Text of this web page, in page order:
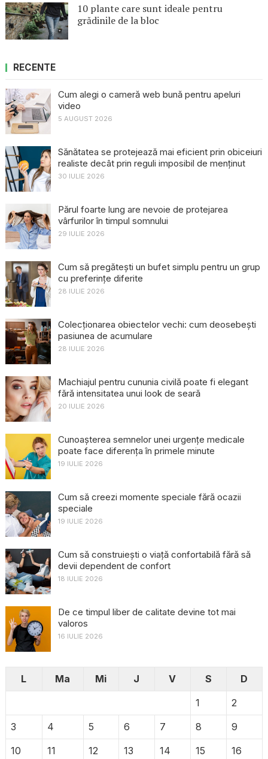
10 plante care sunt ideale pentru
grădinile de la bloc
RECENTE
Cum alegi o cameră web bună pentru apeluri
video
5 AUGUST 2026
Sănătatea se protejează mai eficient prin obiceiuri
realiste decât prin reguli imposibil de menținut
30 IULIE 2026
Părul foarte lung are nevoie de protejarea
vârfurilor în timpul somnului
29 IULIE 2026
Cum să pregătești un bufet simplu pentru un grup
cu preferințe diferite
28 IULIE 2026
Colecționarea obiectelor vechi: cum deosebești
pasiunea de acumulare
28 IULIE 2026
Machiajul pentru cununia civilă poate fi elegant
fără intensitatea unui look de seară
20 IULIE 2026
Cunoașterea semnelor unei urgențe medicale
poate face diferența în primele minute
19 IULIE 2026
Cum să creezi momente speciale fără ocazii
speciale
19 IULIE 2026
Cum să construiești o viață confortabilă fără să
devii dependent de confort
18 IULIE 2026
De ce timpul liber de calitate devine tot mai
valoros
16 IULIE 2026
L Ma Mi J V S
D
1
2
3
4 5 6 7 8
9
10
11 12 13 14 15 16